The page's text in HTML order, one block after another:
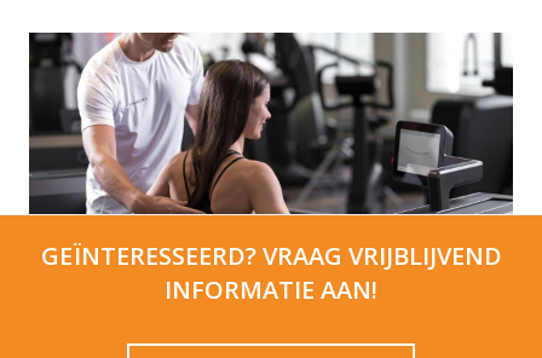
GEÏNTERESSEERD? VRAAG VRIJBLIJVEND
INFORMATIE AAN!